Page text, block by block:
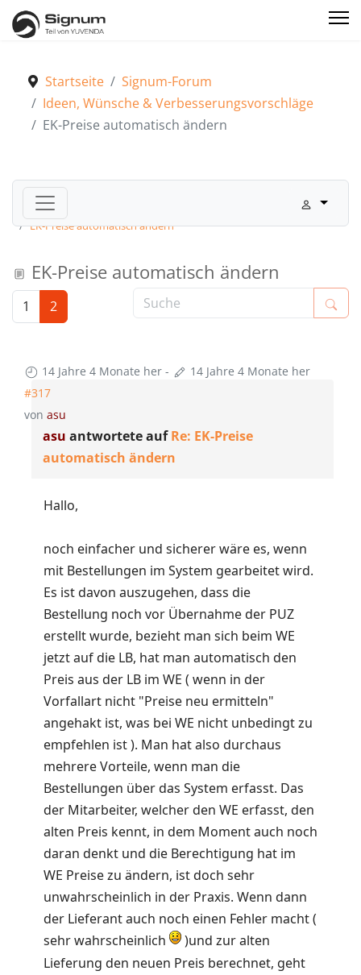
Startseite
Signum-Forum
Ideen, Wünsche & Verbesserungsvorschläge
EK-Preise automatisch ändern
Signum-Forum
Ideen, Wünsche & Verbesserungsvorschläge
EK-Preise automatisch ändern
EK-Preise automatisch ändern
1 2
14 Jahre 4 Monate her -
14 Jahre 4 Monate her
#317
von asu
asu antwortete aufRe: EK-Preise
automatisch ändern
Hallo,
noch einfacher und sicherer wäre es, wenn
mit Bestellungen im System gearbeitet wird.
Es ist davon auszugehen, dass die
Bestellung noch vor Übernahme der PUZ
erstellt wurde, bezieht man sich beim WE
jetzt auf die LB, hat man automatisch den
Preis aus der LB im WE ( wenn in der
Vorfallart nicht "Preise neu ermitteln"
angehakt ist, was bei WE nicht unbedingt zu
empfehlen ist ). Man hat also durchaus
mehrere Vorteile, wenn man die
Bestellungen über das System erfasst. Das
der Mitarbeiter, welcher den WE erfasst, den
alten Preis kennt, in dem Moment auch noch
daran denkt und die Berechtigung hat im
WE Preise zu ändern, ist doch sehr
unwahrscheinlich in der Praxis. Wenn dann
der Lieferant auch noch einen Fehler macht (
sehr wahrscheinlich
)und zur alten
Lieferung den neuen Preis berechnet, geht